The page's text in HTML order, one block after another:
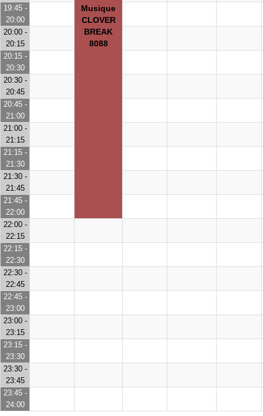
Musique
CLOVER
BREAK
8088
19:45 -
20:00
20:00 -
20:15
20:15 -
20:30
20:30 -
20:45
20:45 -
21:00
21:00 -
21:15
21:15 -
21:30
21:30 -
21:45
21:45 -
22:00
22:00 -
22:15
22:15 -
22:30
22:30 -
22:45
22:45 -
23:00
23:00 -
23:15
23:15 -
23:30
23:30 -
23:45
23:45 -
24:00